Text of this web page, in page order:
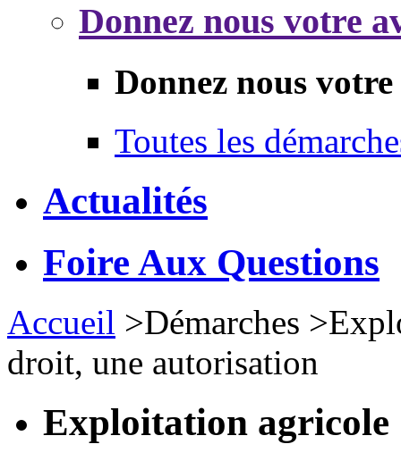
Donnez nous votre
Donnez nous
Toutes les
Actualités
Foire Aux Questions
Accueil >Démarches >
droit, une autorisation
Exploitation agricole